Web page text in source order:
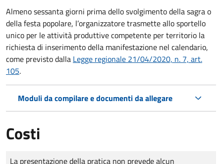
Almeno sessanta giorni prima dello svolgimento della sagra o
della festa popolare, l’organizzatore trasmette allo sportello
unico per le attività produttive competente per territorio la
richiesta di inserimento della manifestazione nel calendario,
come previsto dalla Legge regionale 21/04/2020, n. 7, art.
105.
Moduli da compilare e documenti da allegare
Costi
Tipo di pagamento
Importo
La presentazione della pratica non prevede alcun